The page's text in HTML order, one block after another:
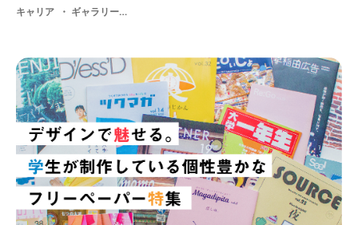
キャリア ギャラリー・ デザイン・ アート・ ギャラリスト・ 古美術・ 工芸・ 現代美術・ 美術作品